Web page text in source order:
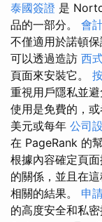
泰國簽證 是
品的一部分。 會
不僅適用於諾頓
可以透過造訪 西
頁面來安裝它。
重視用戶隱私並
使用是免費的，
美元或每年 公司
在 PageRank 的
根據內容確定頁
的關係，並且在
相關的結果。 申
的高度安全和私